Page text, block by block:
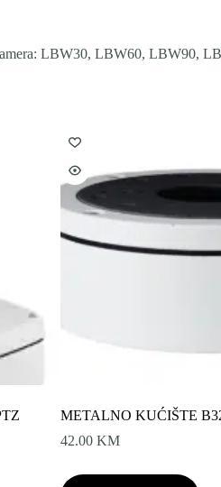
LBW30, LBW60, LBW90,
METALNO KUĆIŠTE
42.00 KM